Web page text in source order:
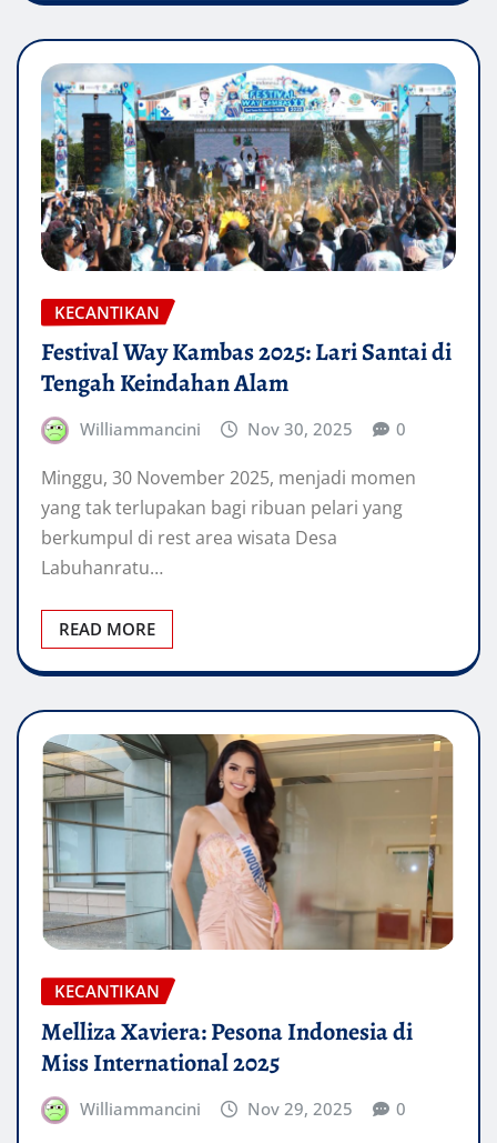
KECANTIKAN
Festival Way Kambas 2025: Lari Santai di
Tengah Keindahan Alam
Williammancini Nov 30, 2025 0
Minggu, 30 November 2025, menjadi momen
yang tak terlupakan bagi ribuan pelari yang
berkumpul di rest area wisata Desa
Labuhanratu…
READ MORE
KECANTIKAN
Melliza Xaviera: Pesona Indonesia di
Miss International 2025
Williammancini Nov 29, 2025 0